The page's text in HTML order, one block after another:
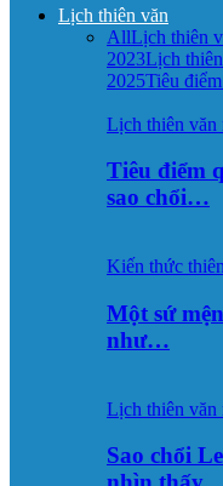
Lịch thiên văn
AllLịch thiên
2023Lịch
2025Tiêu
Lịch thiên văn
Tiêu điểm
sao chổi…
Kiến thức
Một sứ
như…
Lịch thiên văn
Sao chổi